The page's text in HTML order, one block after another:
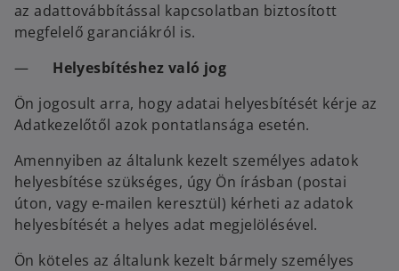
az adattovábbítással kapcsolatban biztosított
megfelelő garanciákról is.
— Helyesbítéshez való jog
Ön jogosult arra, hogy adatai helyesbítését kérje az
Adatkezelőtől azok pontatlansága esetén.
Amennyiben az általunk kezelt személyes adatok
helyesbítése szükséges, úgy Ön írásban (postai
úton, vagy e-mailen keresztül) kérheti az adatok
helyesbítését a helyes adat megjelölésével.
Ön köteles az általunk kezelt bármely személyes